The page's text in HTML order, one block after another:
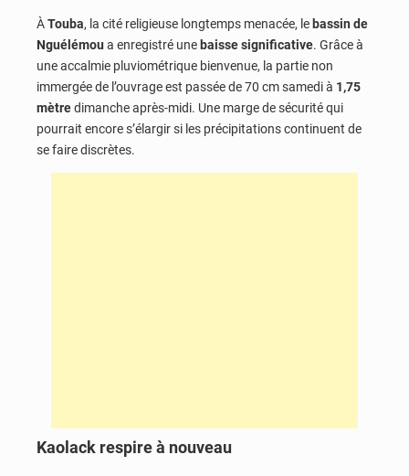
ÀTouba, la cité religieuse longtemps menacée, le bassin de
Nguélémou a enregistré une baisse significative. Grâce à
une accalmie pluviométrique bienvenue, la partie non
immergée de l’ouvrage est passée de 70 cm samedi à 1,75
mètredimanche après-midi. Une marge de sécurité qui
pourrait encore s’élargir si les précipitations continuent de
se faire discrètes.
Kaolack respire à nouveau